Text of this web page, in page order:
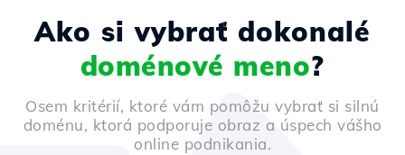
Ako si vybrať dokonalé
doménové meno?
Osem kritérií, ktoré vám pomôžu vybrať si silnú
doménu, ktorá podporuje obraz a úspech vášho
online podnikania.